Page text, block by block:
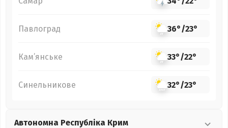
Павлоград 36°/23°
Кам’янське 33°/22°
Синельникове 32°/23°
Автономна Республіка Крим